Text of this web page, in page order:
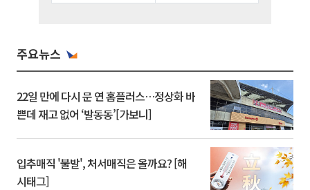
주요뉴스
22일 만에 다시 문 연 홈플러스…정상화 바
쁜데 재고 없어 ‘발동동’[가보니]
입추매직 '불발', 처서매직은 올까요? [해
시태그]